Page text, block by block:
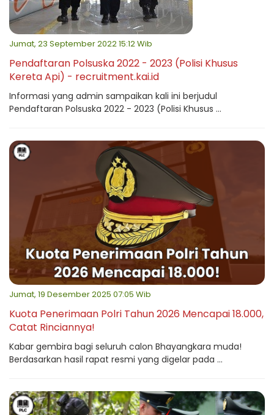
Jumat, 23 September 2022 15:12 Wib
Pendaftaran Polsuska 2022 - 2023 (Polisi Khusus
Kereta Api) - recruitment.kai.id
Informasi yang admin sampaikan kali ini berjudul
Pendaftaran Polsuska 2022 - 2023 (Polisi Khusus ...
Jumat, 19 Desember 2025 07:05 Wib
Kuota Penerimaan Polri Tahun 2026 Mencapai 18.000,
Catat Rinciannya!
Kabar gembira bagi seluruh calon Bhayangkara muda!
Berdasarkan hasil rapat resmi yang digelar pada ...